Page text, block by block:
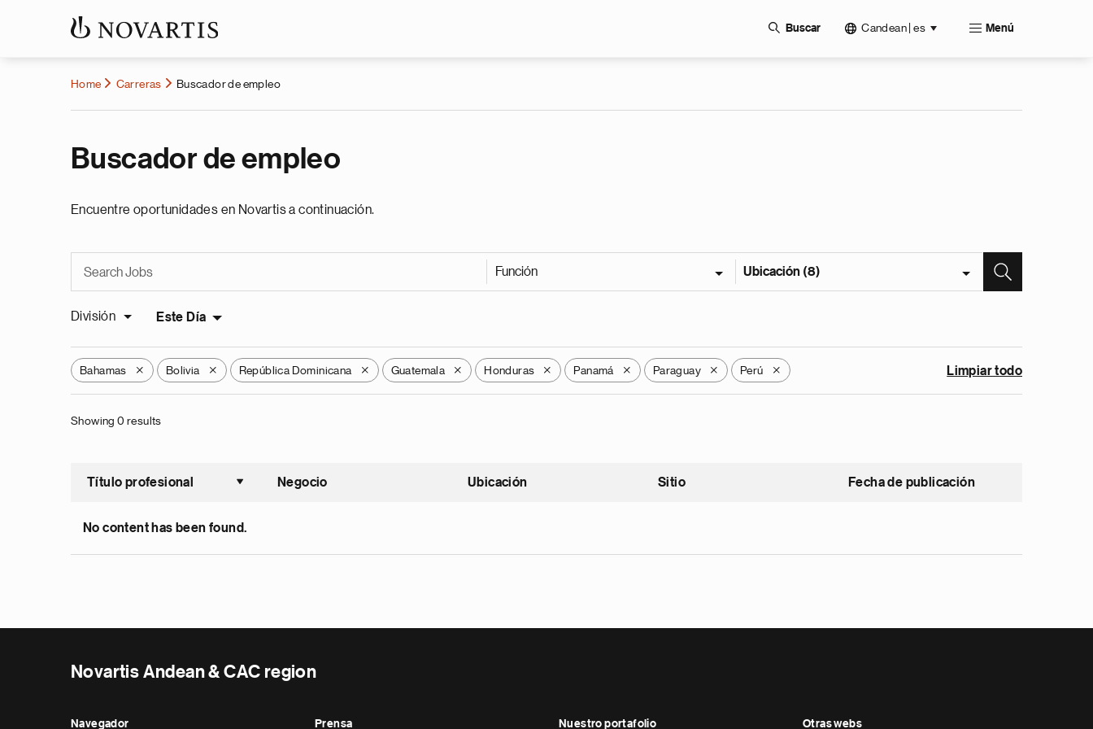
Buscar Candean | es Menú
Home Carreras Buscador de empleo
Buscador de empleo
Encuentre oportunidades en Novartis a continuación.
Función Ubicación (8)
División Este Día
Bahamas X Bolivia X República Dominicana X Guatemala X Honduras X Panamá X Paraguay X Perú X Limpiar todo
Showing 0 results
Título profesional
Ordenar ascendente
Negocio Ubicación Sitio Fecha de publicación
No content has been found.
Novartis Andean & CAC region
Navegador Prensa Nuestro portafolio Otras webs